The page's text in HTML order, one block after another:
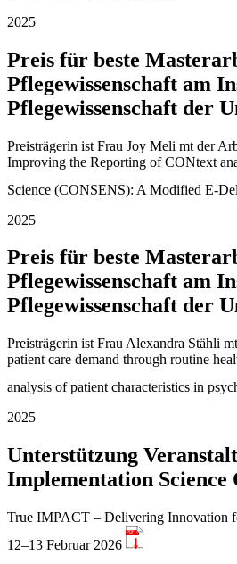
2025
Preis für beste
Pflegewissenschaft am
Pflegewissenschaft der
Preisträgerin ist Frau Joy Meli mt der
Improving the Reporting of CONtext
Science (CONSENS): A Modified E-
2025
Preis für beste
Pflegewissenschaft am
Pflegewissenschaft der
Preisträgerin ist Frau Alexandra Stähli
patient care demand through routine
analysis of patient characteristics in
2025
Unterstützung
Implementation Science
True IMPACT – Delivering Innovation
12–13 Februar 2026
PDF